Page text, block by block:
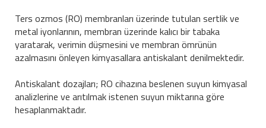
Ters ozmos (RO) membranları üzerinde tutulan sertlik ve
metal iyonlarının, membran üzerinde kalıcı bir tabaka
yaratarak, verimin düşmesini ve membran ömrünün
azalmasını önleyen kimyasallara antiskalant denilmektedir.
Antiskalant dozajları; RO cihazına beslenen suyun kimyasal
analizlerine ve arıtılmak istenen suyun miktarına göre
hesaplanmaktadır.